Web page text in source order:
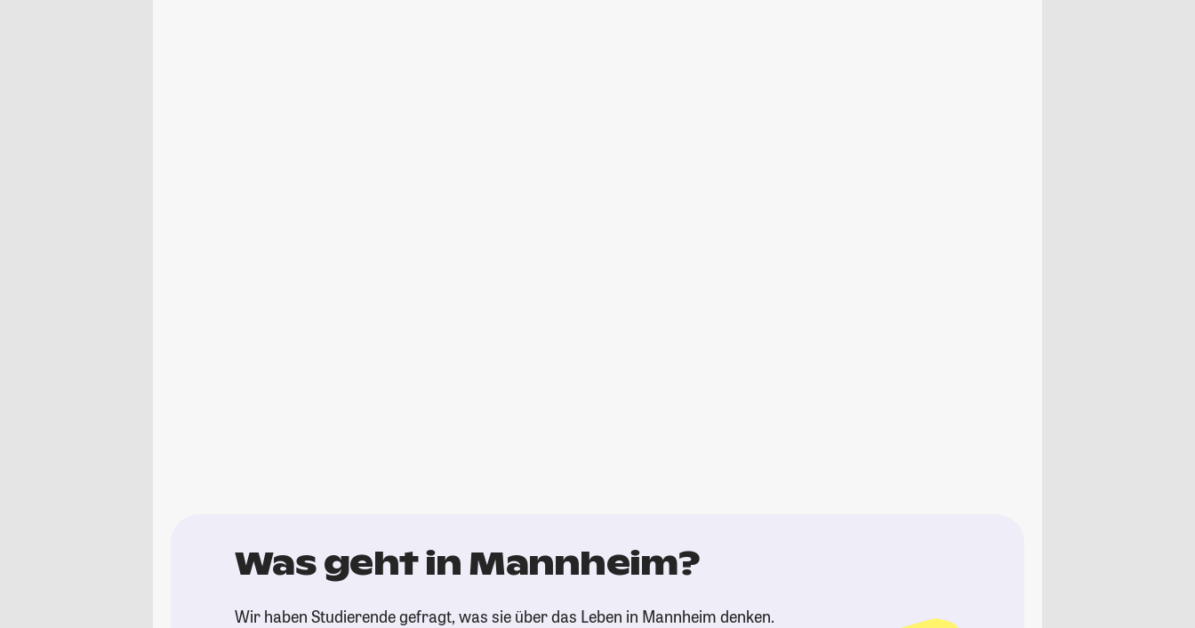
Was geht in Mannheim?
Wir haben Studierende gefragt, was sie über das Leben in Mannheim denken.